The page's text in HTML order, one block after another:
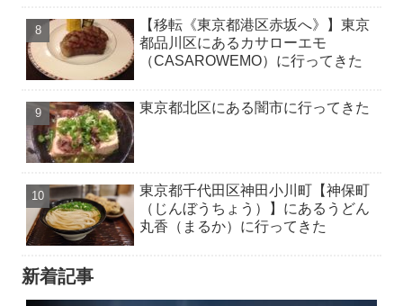
【移転《東京都港区赤坂へ》】東京
都品川区にあるカサローエモ
（CASAROWEMO）に行ってきた
東京都北区にある闇市に行ってきた
東京都千代田区神田小川町【神保町
（じんぼうちょう）】にあるうどん
丸香（まるか）に行ってきた
新着記事